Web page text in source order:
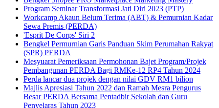
Program Seminar Transformasi Jati Diri 2023 (PTP)
Workcamp Akaun Belum Terima (ABT) & Pemurnian Kadar
Sewa Premis (PERDA)
'Esprit De Corps' Siri 2
Bengkel Permurnian Garis Panduan Skim Perumahan Rakyat
(SPR) PERDA
Mesyuarat Pemeriksaan Permohonan Bajet Program/Projek
Pembangunan PERDA Bagi RMKe-12 RP4 Tahun 2024
Perda lancar dua projek dengan nilai GDV RM1 bilion
Majlis Apresiasi Tahun 2022 dan Ramah Mesra Pengurus
Besar PERDA Bersama Pentadbir Sekolah dan Guru
Penyelaras Tahun 2023